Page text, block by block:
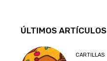
ÚLTIMOS ARTÍCULOS
CARTILLAS